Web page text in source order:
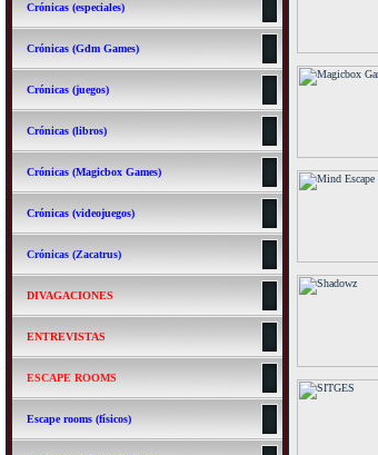
Crónicas (especiales)
Crónicas (Gdm Games)
Crónicas (juegos)
Crónicas (libros)
Crónicas (Magicbox Games)
Crónicas (videojuegos)
Crónicas (Zacatrus)
DIVAGACIONES
ENTREVISTAS
ESCAPE ROOMS
Escape rooms (físicos)